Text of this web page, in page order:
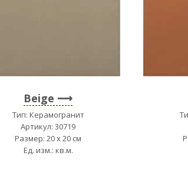
Beige
Тип: Керамогранит
Артикул: 30719
Размер: 20 x 20 см
Ед. изм.: кв.м.